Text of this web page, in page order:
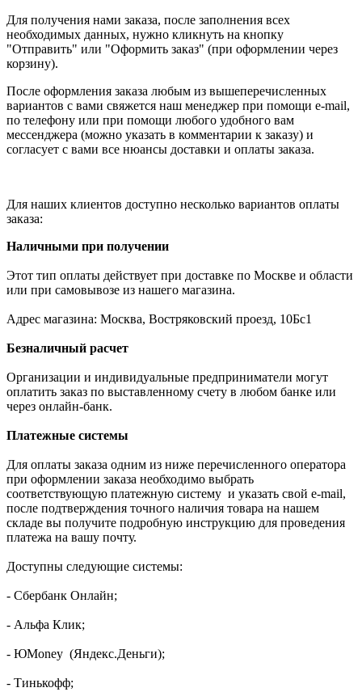
Для получения нами заказа, после заполнения всех
необходимых данных, нужно кликнуть на кнопку
"Отправить" или "Оформить заказ" (при оформлении через
корзину).
После оформления заказа любым из вышеперечисленных
вариантов с вами свяжется наш менеджер при помощи e-mail,
по телефону или при помощи любого удобного вам
мессенджера (можно указать в комментарии к заказу) и
согласует с вами все нюансы доставки и оплаты заказа.
Для наших клиентов доступно несколько вариантов оплаты
заказа:
Наличными при получении
Этот тип оплаты действует при доставке по Москве и области
или при самовывозе из нашего магазина.
Адрес магазина: Москва, Востряковский проезд, 10Бс1
Безналичный расчет
Организации и индивидуальные предприниматели могут
оплатить заказ по выставленному счету в любом банке или
через онлайн-банк.
Платежные системы
Для оплаты заказа одним из ниже перечисленного оператора
при оформлении заказа необходимо выбрать
соответствующую платежную систему и указать свой e-mail,
после подтверждения точного наличия товара на нашем
складе вы получите подробную инструкцию для проведения
платежа на вашу почту.
Доступны следующие системы:
- Сбербанк Онлайн;
- Альфа Клик;
- ЮMoney (Яндекс.Деньги);
- Тинькофф;